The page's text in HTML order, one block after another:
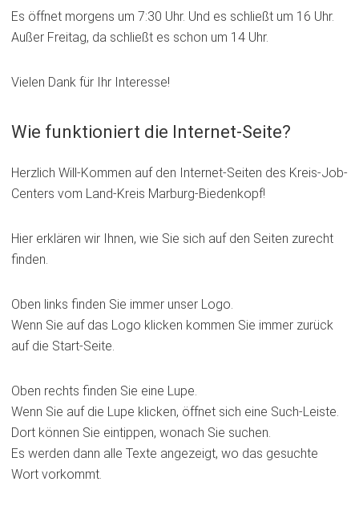
Es öffnet morgens um 7:30 Uhr. Und es schließt um 16 Uhr.
Außer Freitag, da schließt es schon um 14 Uhr.
Vielen Dank für Ihr Interesse!
Wie funktioniert die Internet-Seite?
Herzlich Will-Kommen auf den Internet-Seiten des Kreis-Job-
Centers vom Land-Kreis Marburg-Biedenkopf!
Hier erklären wir Ihnen, wie Sie sich auf den Seiten zurecht
finden.
Oben links finden Sie immer unser Logo.
Wenn Sie auf das Logo klicken kommen Sie immer zurück
auf die Start-Seite.
Oben rechts finden Sie eine Lupe.
Wenn Sie auf die Lupe klicken, öffnet sich eine Such-Leiste.
Dort können Sie eintippen, wonach Sie suchen.
Es werden dann alle Texte angezeigt, wo das gesuchte
Wort vorkommt.